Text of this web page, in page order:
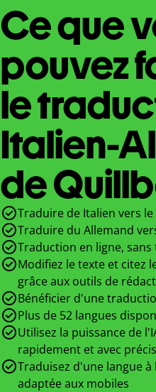
Ce que
pouvez
le
Italien-
de
Traduire de Italien vers
Traduire du Allemand
Traduction en ligne,
Modifiez le texte et citez
grâce aux outils de
Bénéficier d'une
Plus de 52 langues
Utilisez la puissance de
rapidement et avec
Traduisez d'une langue
adaptée aux mobiles